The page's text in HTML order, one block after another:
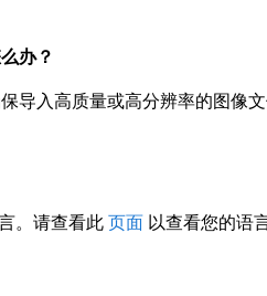
办？
导入高质量或高分辨率的图像
。请查看此页面 以查看您的语